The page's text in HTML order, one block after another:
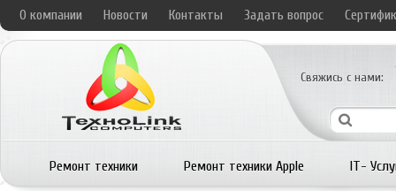
О компании Новости Контакты Задать вопрос
Свяжись с нами:
Ремонт техники Ремонт техники Apple IT-